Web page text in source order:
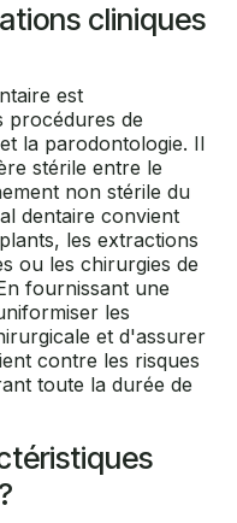
cliniques
est
procédures de
la parodontologie. Il
stérile entre le
non stérile du
dentaire convient
les extractions
ou les chirurgies de
fournissant une
les
et d'assurer
contre les risques
toute la durée de